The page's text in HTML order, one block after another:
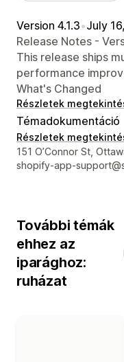
Version 4.1.3•July
Release Notes -
This release ships
performance
What's Changed
Részletek
Témadokumentáció
Részletek
Dizájner
151 O’Connor St,
shopify-app-
További témák
ehhez az
iparághoz:
ruházat